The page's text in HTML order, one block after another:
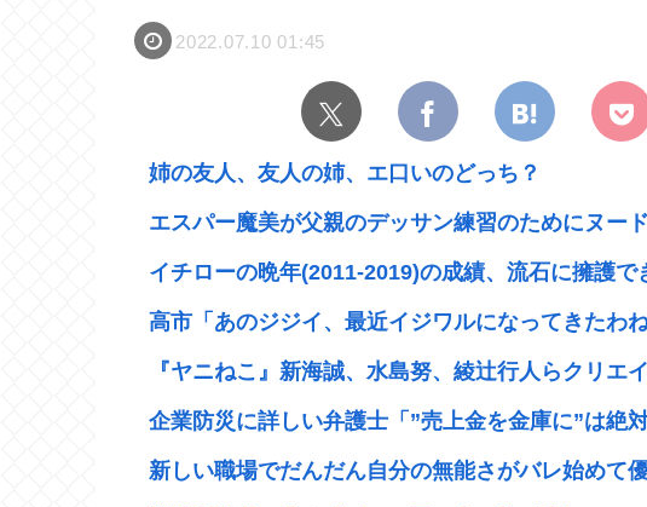
2022.07.10 01:45
姉の友人、友人の姉、エ口いのどっち？
エスパー魔美が父親のデッサン練習のためにヌー
イチローの晩年(2011-2019)の成績、流石に擁護で
高市「あのジジイ、最近イジワルになってきたわ
『ヤニねこ』新海誠、水島努、綾辻行人らクリエ
企業防災に詳しい弁護士「”売上金を金庫に”は絶
新しい職場でだんだん自分の無能さがバレ始めて